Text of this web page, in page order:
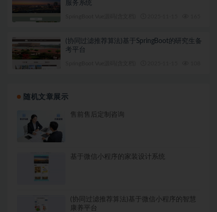
服务系统
(协同过滤推荐算法)基于SpringBoot的研究生备
考平台
随机文章展示
售前售后定制咨询
基于微信小程序的家装设计系统
(协同过滤推荐算法)基于微信小程序的智慧
康养平台